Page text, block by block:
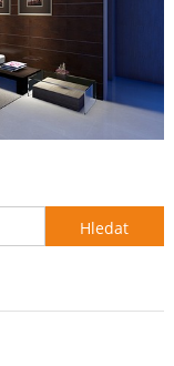
Vyhledávání